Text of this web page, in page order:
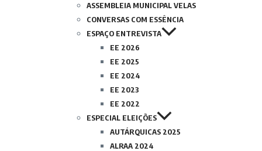
ASSEMBLEIA MUNICIPAL VELAS
CONVERSAS COM ESSÊNCIA
ESPAÇO ENTREVISTA
EE 2026
EE 2025
EE 2024
EE 2023
EE 2022
ESPECIAL ELEIÇÕES
AUTÁRQUICAS 2025
ALRAA 2024